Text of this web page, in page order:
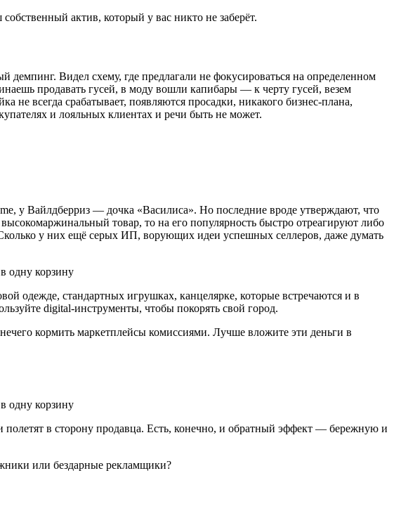
актив, который у вас никто не заберёт.
Видел схему, где предлагали не фокусироваться на определенном
продавать гусей, в моду вошли капибары — к черту гусей, везем
всегда срабатывает, появляются просадки, никакого бизнес-плана,
и лояльных клиентах и речи быть не может.
у Вайлдберриз — дочка «Василиса». Но последние вроде утверждают, что
товар, то на его популярность быстро отреагируют либо
у них ещё серых ИП, ворующих идеи успешных селлеров, даже думать
одежде, стандартных игрушках, канцелярке, которые встречаются и в
digital-инструменты, чтобы покорять свой город.
кормить маркетплейсы комиссиями. Лучше вложите эти деньги в
в сторону продавца. Есть, конечно, и обратный эффект — бережную и
или бездарные рекламщики?